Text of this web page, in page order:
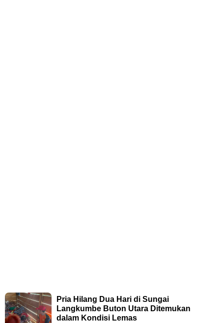
Pria Hilang Dua Hari di Sungai
Langkumbe Buton Utara Ditemukan
dalam Kondisi Lemas